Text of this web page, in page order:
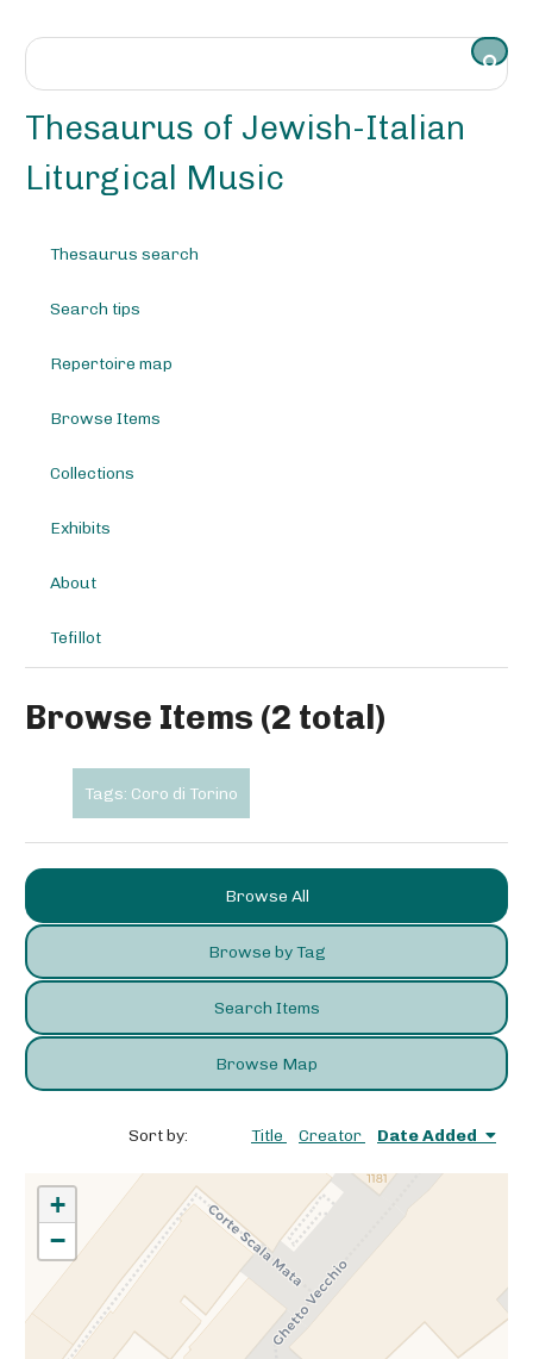
Thesaurus of Jewish-Italian
Liturgical Music
Thesaurus search
Search tips
Repertoire map
Browse Items
Collections
Exhibits
About
Tefillot
Browse Items (2 total)
Tags: Coro di Torino
Browse All
Browse by Tag
Search Items
Browse Map
Sort by: Title Creator Date Added
+
−